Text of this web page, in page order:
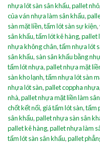
nhựa lót sàn sân khấu,pallet nhỏ,
của ván nhựa làm sân khấu,
sàn mặt liền,tấm lót sàn sự kiện,
sân khấu,tấm lót kê hàng,pallet
nhựa không chân,tấm nhựa lót
sân khấu, sàn sân khấu bằng
tấm lót nhựa,pallet nhựa mặt
sàn kho lạnh,tấm nhựa lót sàn
nhựa lót sàn,pallet coppha nhựa,
nhà,pallet nhựa mặt liền làm
chốt kết nối, giá tấm lót sàn,tấm
sân khấu,pallet nhựa sàn sân
pallet kê hàng,pallet nhựa làm
tấm lót sàn sân khấu,pallet